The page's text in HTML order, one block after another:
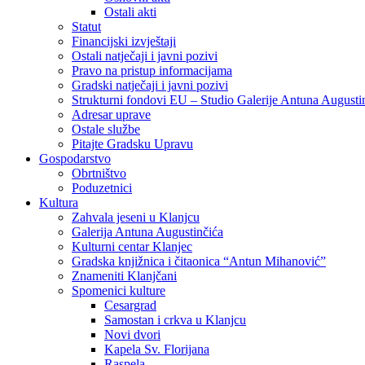
Ostali akti
Statut
Financijski izvještaji
Ostali natječaji i javni pozivi
Pravo na pristup informacijama
Gradski natječaji i javni pozivi
Strukturni fondovi EU – Studio Galerije Antuna
Adresar uprave
Ostale službe
Pitajte Gradsku Upravu
Gospodarstvo
Obrtništvo
Poduzetnici
Kultura
Zahvala jeseni u Klanjcu
Galerija Antuna Augustinčića
Kulturni centar Klanjec
Gradska knjižnica i čitaonica “Antun Mihanović”
Znameniti Klanjčani
Spomenici kulture
Cesargrad
Samostan i crkva u Klanjcu
Novi dvori
Kapela Sv. Florijana